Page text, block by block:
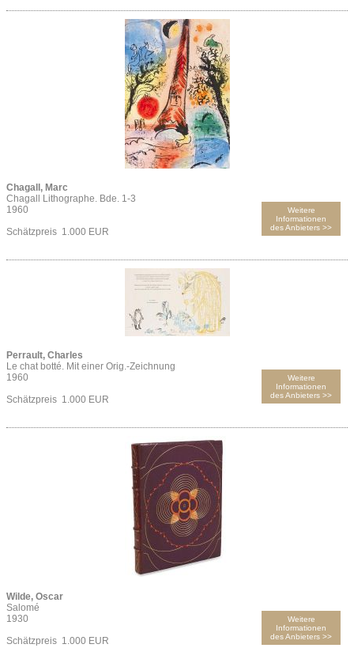
Chagall, Marc
Chagall Lithographe. Bde. 1-3
1960
Schätzpreis 1.000 EUR
Weitere
Informationen
des Anbieters >>
Perrault, Charles
Le chat botté. Mit einer Orig.-Zeichnung
1960
Schätzpreis 1.000 EUR
Weitere
Informationen
des Anbieters >>
Wilde, Oscar
Salomé
1930
Schätzpreis 1.000 EUR
Weitere
Informationen
des Anbieters >>